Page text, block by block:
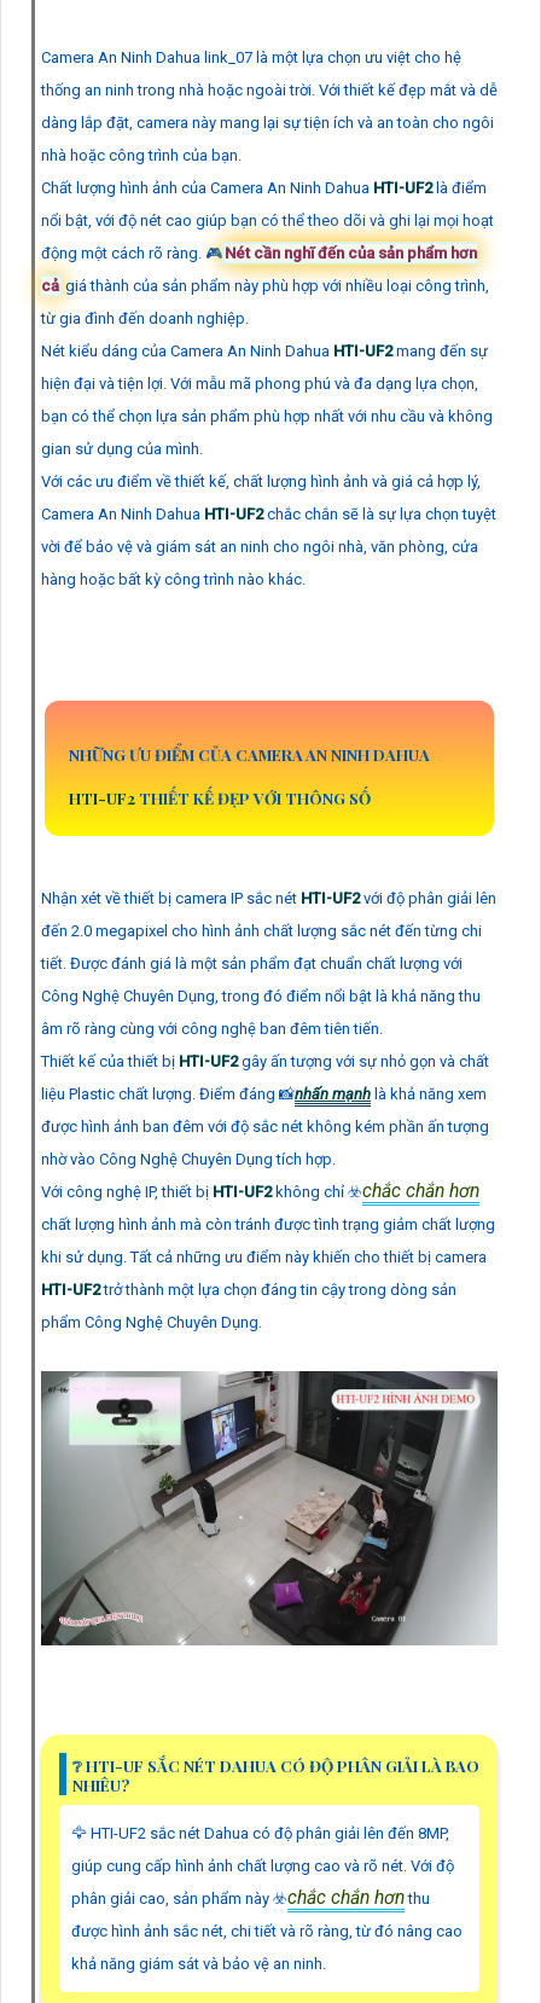
Camera An Ninh Dahua link_07 là một lựa chọn ưu việt cho hệ
thống an ninh trong nhà hoặc ngoài trời. Với thiết kế đẹp mắt và dễ
dàng lắp đặt, camera này mang lại sự tiện ích và an toàn cho ngôi
nhà hoặc công trình của bạn.
Chất lượng hình ảnh của Camera An Ninh Dahua HTI-UF2 là điểm
nổi bật, với độ nét cao giúp bạn có thể theo dõi và ghi lại mọi hoạt
động một cách rõ ràng. 🎮 Nét cần nghĩ đến của sản phẩm hơn
cả giá thành của sản phẩm này phù hợp với nhiều loại công trình,
từ gia đình đến doanh nghiệp.
Nét kiểu dáng của Camera An Ninh Dahua HTI-UF2mang đến sự
hiện đại và tiện lợi. Với mẫu mã phong phú và đa dạng lựa chọn,
bạn có thể chọn lựa sản phẩm phù hợp nhất với nhu cầu và không
gian sử dụng của mình.
Với các ưu điểm về thiết kế, chất lượng hình ảnh và giá cả hợp lý,
Camera An Ninh Dahua HTI-UF2chắc chắn sẽ là sự lựa chọn tuyệt
vời để bảo vệ và giám sát an ninh cho ngôi nhà, văn phòng, cửa
hàng hoặc bất kỳ công trình nào khác.
NHỮNG ƯU ĐIỂM CỦA CAMERA AN NINH DAHUA
HTI-UF2 THIẾT KẾ ĐẸP VỚI THÔNG SỐ
Nhận xét về thiết bị camera IP sắc nét HTI-UF2với độ phân giải lên
đến 2.0 megapixel cho hình ảnh chất lượng sắc nét đến từng chi
tiết. Được đánh giá là một sản phẩm đạt chuẩn chất lượng với
Công Nghệ Chuyên Dụng, trong đó điểm nổi bật là khả năng thu
âm rõ ràng cùng với công nghệ ban đêm tiên tiến.
Thiết kế của thiết bị HTI-UF2gây ấn tượng với sự nhỏ gọn và chất
liệu Plastic chất lượng. Điểm đáng 📸nhấn mạnh là khả năng xem
được hình ảnh ban đêm với độ sắc nét không kém phần ấn tượng
nhờ vào Công Nghệ Chuyên Dụng tích hợp.
Với công nghệ IP, thiết bị HTI-UF2 không chỉ ☣️chắc chắn hơn
chất lượng hình ảnh mà còn tránh được tình trạng giảm chất lượng
khi sử dụng. Tất cả những ưu điểm này khiến cho thiết bị camera
HTI-UF2trở thành một lựa chọn đáng tin cậy trong dòng sản
phẩm Công Nghệ Chuyên Dụng.
❔ HTI-UF SẮC NÉT DAHUA CÓ ĐỘ PHÂN GIẢI LÀ BAO
NHIÊU?
🦅 HTI-UF2 sắc nét Dahua có độ phân giải lên đến 8MP,
giúp cung cấp hình ảnh chất lượng cao và rõ nét. Với độ
phân giải cao, sản phẩm này ☣️chắc chắn hơnthu
được hình ảnh sắc nét, chi tiết và rõ ràng, từ đó nâng cao
khả năng giám sát và bảo vệ an ninh.